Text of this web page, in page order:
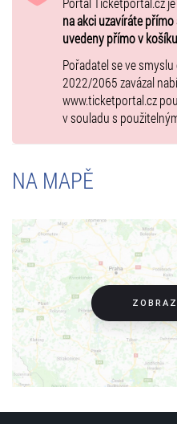
eTickets/mobileTickets, k
slevy NE / děti do věku 5 let
sedadlo / bezbariérový přístup
doprovod" umožňuje společný
jedné osoby jako doprovod
na akci uzavíráte
uvedeny přímo v
Pořadatel se ve
2022/2065 zavázal
www.ticketportal.cz
v souladu s
NA MAPĚ